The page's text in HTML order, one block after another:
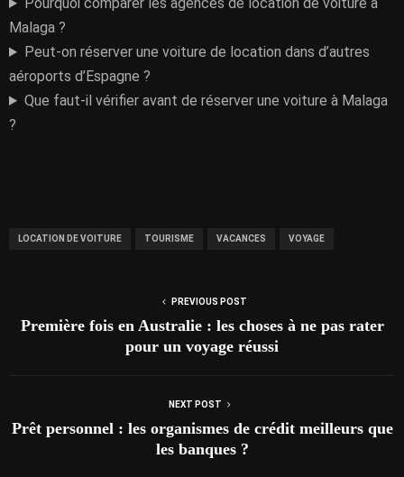
Malaga ?
Peut-on réserver une voiture de location dans d’autres
aéroports d’Espagne ?
Que faut-il vérifier avant de réserver une voiture à Malaga
?
LOCATION DE VOITURE TOURISME VACANCES VOYAGE
PREVIOUS POST
Première fois en Australie : les choses à ne pas rater
pour un voyage réussi
NEXT POST
Prêt personnel : les organismes de crédit meilleurs que
les banques ?